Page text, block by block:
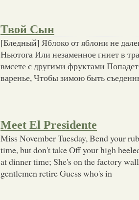
Твой Сын
[Бледный] Яблоко от яблони не
Ньютога Или незаменное гниет в
вмсете с другими фруктами
варенье, Чтобы зимою быть
Meet El Presidente
Miss November Tuesday, Bend your
time, but don't take Off your high
at dinner time; She's on the factory
gentlemen retire Guess who's in